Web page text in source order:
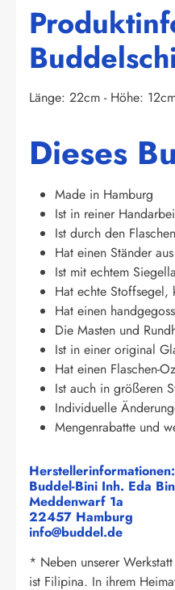
Länge: 22cm - Höhe:
Dieses
Made in Hamburg
Ist in reiner
Ist durch den
Hat einen Ständer
Ist mit echtem
Hat echte Stoffsegel,
Hat einen
Die Masten und
Ist in einer original
Hat einen Flaschen-
Ist auch in größeren
Individuelle
Mengenrabatte und
Herstellerinformationen:
Buddel-Bini Inh. Eda
Meddenwarf 1a
22457 Hamburg
info@buddel.de
* Neben unserer
ist Filipina. In ihrem